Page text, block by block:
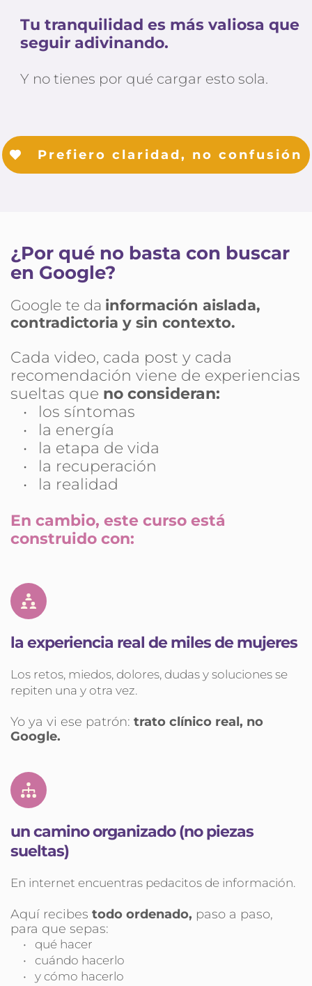
Tu tranquilidad es más valiosa que
seguir adivinando.
Y no tienes por qué cargar esto sola.
Prefiero claridad, no confusión
¿Por qué no basta con buscar
en Google?
Google te da información aislada,
contradictoria y sin contexto.
Cada video, cada post y cada
recomendación viene de experiencias
sueltas que no consideran:
los síntomas
la energía
la etapa de vida
la recuperación
la realidad
En cambio, este curso está
construido con:
la experiencia real de miles de mujeres
Los retos, miedos, dolores, dudas y soluciones se
repiten una y otra vez.
Yo ya vi ese patrón: trato clínico real, no
Google.
un camino organizado (no piezas
sueltas)
En internet encuentras pedacitos de información.
Aquí recibes todo ordenado, paso a paso,
para que sepas:
qué hacer
cuándo hacerlo
y cómo hacerlo